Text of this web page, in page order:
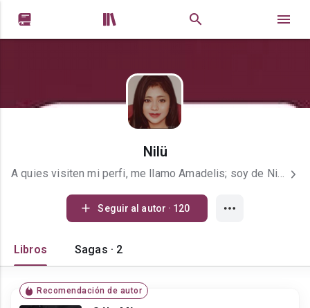
 
Nilü
A quies visiten mi perfi, me llamo Amadelis; soy de Nicaragua y me apasiona escribir. Mis historias: 1. Bilogía Verdades: ¡Sólo Mía! y ¡Sólo Tú! 2. Aunque Duela 3. Ojos De Luz 4. Amor en Contra 5. Esclava de mi vida Próximanente: Saga Imperio
Seguir al autor · 120
Libros Sagas · 2
Recomendación de autor